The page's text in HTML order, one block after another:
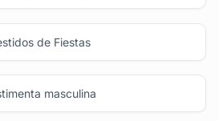
de Fiestas
masculina